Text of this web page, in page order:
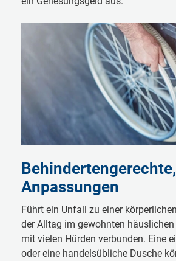
Anpassungen
Führt ein Unfall zu einer
der Alltag im gewohnten
mit vielen Hürden verbunden. Eine
oder eine handelsübliche Dusche